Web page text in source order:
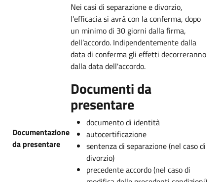
Nei casi di separazione e divorzio,
l’efficacia si avrà con la conferma, dopo
un minimo di 30 giorni dalla firma,
dell’accordo. Indipendentemente dalla
data di conferma gli effetti decorreranno
dalla data dell'accordo.
Documentazione
da presentare
Documenti da
presentare
documento di identità
autocertificazione
sentenza di separazione (nel caso di
divorzio)
precedente accordo (nel caso di